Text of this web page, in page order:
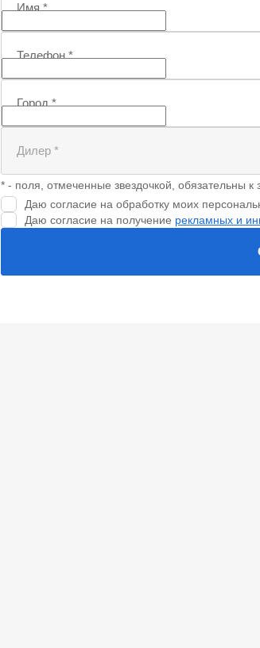
Имя*
Телефон*
Город*
Дилер *
* - поля, отмеченные звездочкой, обязательны к
Даю согласие на обработку моих
Даю согласие на получение рекламных и